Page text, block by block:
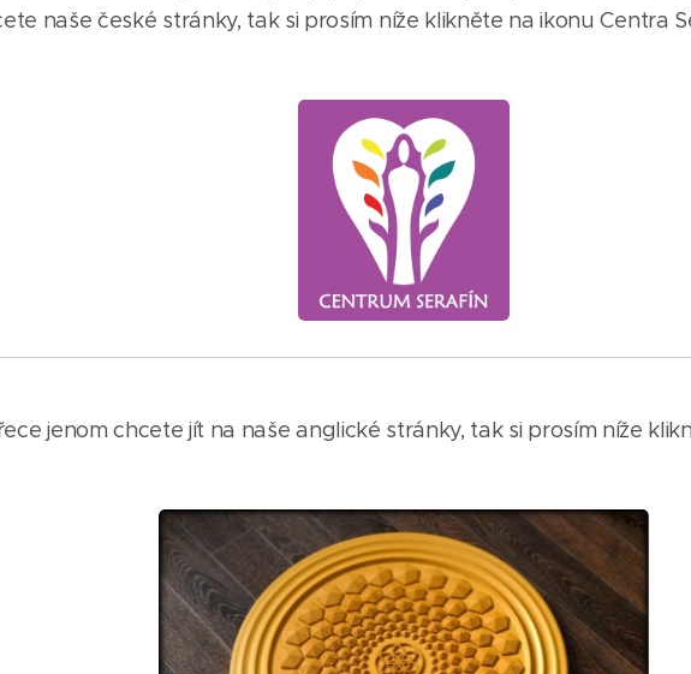
naše české stránky, tak si prosím níže klikněte na ikonu Centra
jenom chcete jít na naše anglické stránky, tak si prosím níže